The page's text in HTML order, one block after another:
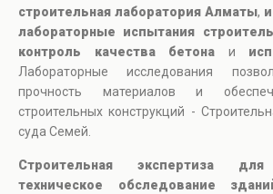
строительная лаборатория Алматы,
лабораторные испытания
контроль качества бетона и
Лабораторные исследования
прочность материалов и
строительных конструкций -
суда Семей.
Строительная экспертиза
техническое обследование